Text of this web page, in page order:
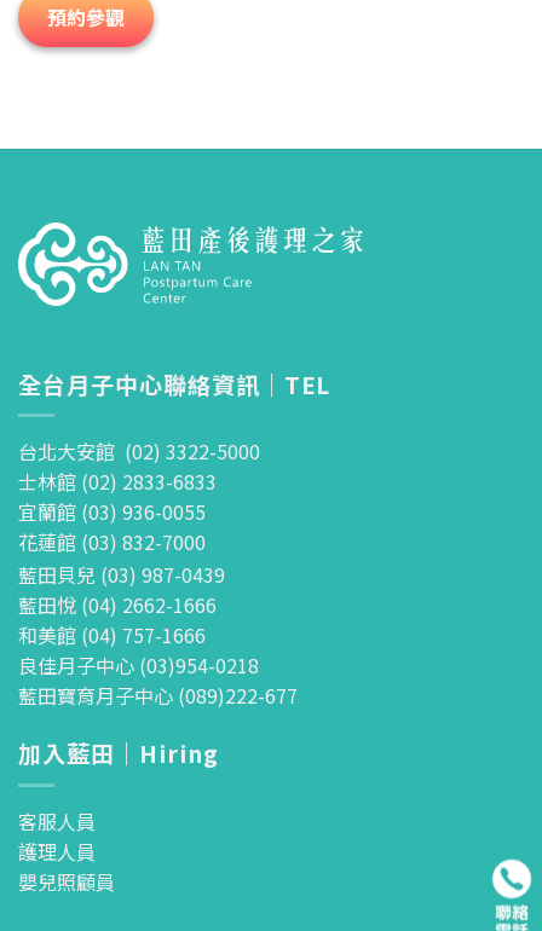
預約參觀
全台月子中心聯絡資訊｜TEL
台北大安館 (02) 3322-5000
士林館 (02) 2833-6833
宜蘭館 (03) 936-0055
花蓮館 (03) 832-7000
藍田貝兒 (03) 987-0439
藍田悅 (04) 2662-1666
和美館 (04) 757-1666
良佳月子中心 (03)954-0218
藍田寶育月子中心 (089)222-677
加入藍田｜Hiring
客服人員
護理人員
嬰兒照顧員